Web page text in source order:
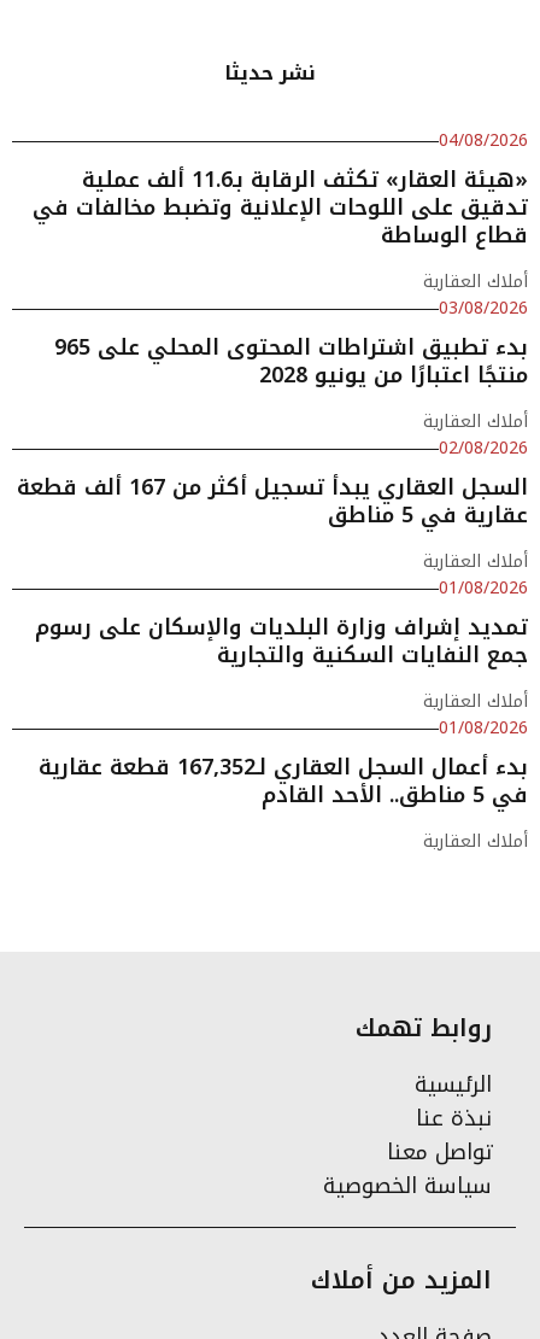
نشر حديثا
04/08/2026
«هيئة العقار» تكثف الرقابة بـ11.6 ألف عملية
تدقيق على اللوحات الإعلانية وتضبط مخالفات في
قطاع الوساطة
أملاك العقارية
03/08/2026
بدء تطبيق اشتراطات المحتوى المحلي على 965
منتجًا اعتبارًا من يونيو 2028
أملاك العقارية
02/08/2026
السجل العقاري يبدأ تسجيل أكثر من 167 ألف قطعة
عقارية في 5 مناطق
أملاك العقارية
01/08/2026
تمديد إشراف وزارة البلديات والإسكان على رسوم
جمع النفايات السكنية والتجارية
أملاك العقارية
01/08/2026
بدء أعمال السجل العقاري لـ167,352 قطعة عقارية
في 5 مناطق.. الأحد القادم
أملاك العقارية
روابط تهمك
الرئيسية
نبذة عنا
تواصل معنا
سياسة الخصوصية
المزيد من أملاك